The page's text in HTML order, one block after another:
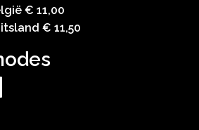
€ 11,00
€ 11,50